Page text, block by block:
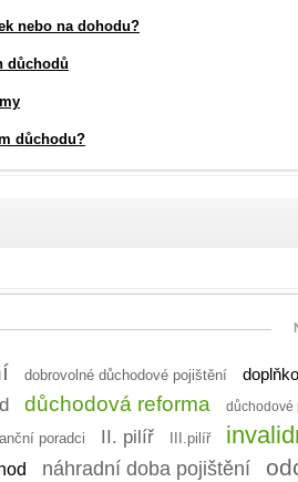
nebo na dohodu?
důchodů
důchodu?
dobrovolné důchodové pojištění
důchodová reforma důchodové
poradci II. pilíř III.pilíř
náhradní doba pojištění